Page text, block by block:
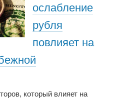
ослабление
рубля
повлияет на
который влияет на